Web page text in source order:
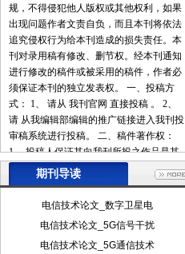
规，不得侵犯他人版权或其他权利，如果
出现问题作者文责自负，而且本刊将依法
追究侵权行为给本刊造成的损失责任。本
刊对录用稿有修改、删节权。经本刊通知
进行修改的稿件或被采用的稿件，作者必
须保证本刊的独立发表权。 一、投稿方
式： 1、 请从 我刊官网 直接投稿 。 2、
请 从我编辑部编辑的推广链接进入我刊投
审稿系统进行投稿。 二、稿件著作权：
1、 投稿人保证其向我刊所投之作品是其
本人或与他人合作创作之成果，或对所投
作品拥有合法的著作权，无第三人对其作
品提出可成立之权利主张。 2、 投稿人保
发表。 3、 投稿人保证其作品不含有违反
宪法、法律及损害社会公共利益之内容。
期刊导读
电信技术论文_数字卫星电
电信技术论文_5G信号干扰
电信技术论文_5G通信技术